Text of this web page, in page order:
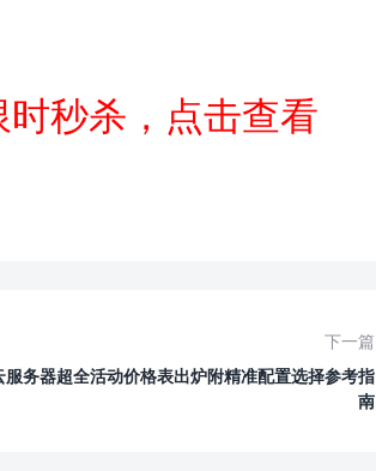
秒杀，点击查看
下一篇
务器超全活动价格表出炉附精准配置选择参考指
南